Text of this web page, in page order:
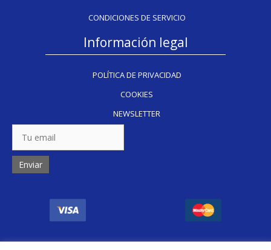
CONDICIONES DE SERVICIO
Información legal
POLÍTICA DE PRIVACIDAD
COOKIES
NEWSLETTER